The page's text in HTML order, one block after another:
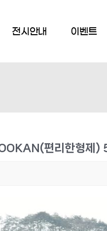
전시안내 이벤트
편리한형제)